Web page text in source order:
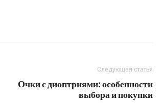
Следующая статья
Очки с диоптриями: особенности
выбора и покупки